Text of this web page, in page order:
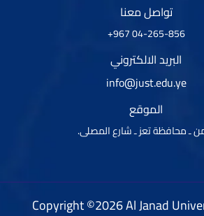
تواصل معنا
04-265-856 967+
البريد الالكتروني
info@just.edu.ye
الموقع
ـ محافظة تعز ـ شارع المصلى.
Copyright ©2026 Al Janad